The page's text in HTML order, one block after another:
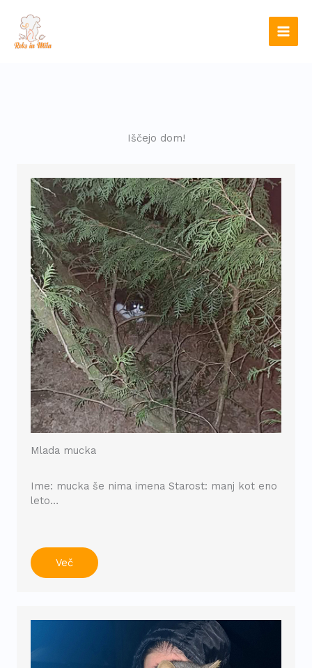
content
Iščejo dom!
Mlada mucka
Ime: mucka še nima imena Starost: manj kot eno
leto…
Več